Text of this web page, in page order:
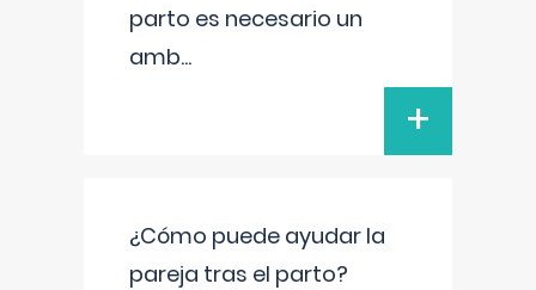
parto es necesario un
amb...
+
¿Cómo puede ayudar la
pareja tras el parto?